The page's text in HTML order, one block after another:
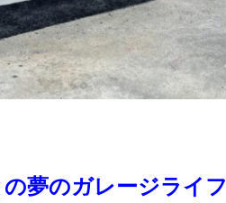
夢のガレージライフ